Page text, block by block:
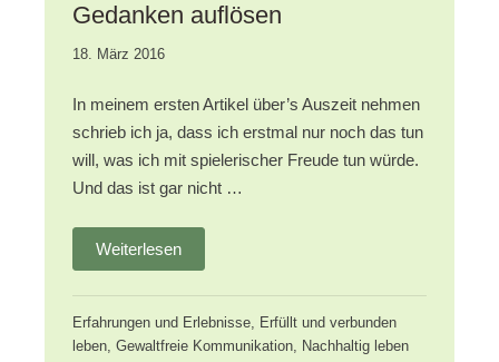
Gedanken auflösen
18. März 201627.
2020
In meinem ersten Artikel über’s Auszeit nehmen
schrieb ich ja, dass ich erstmal nur noch das tun
will, was ich mit spielerischer Freude tun würde.
Und das ist gar nicht …
Weiterlesen
Erfahrungen und Erlebnisse
Erfüllt und verbunden
leben Gewaltfreie Kommunikation
Nachhaltig leben